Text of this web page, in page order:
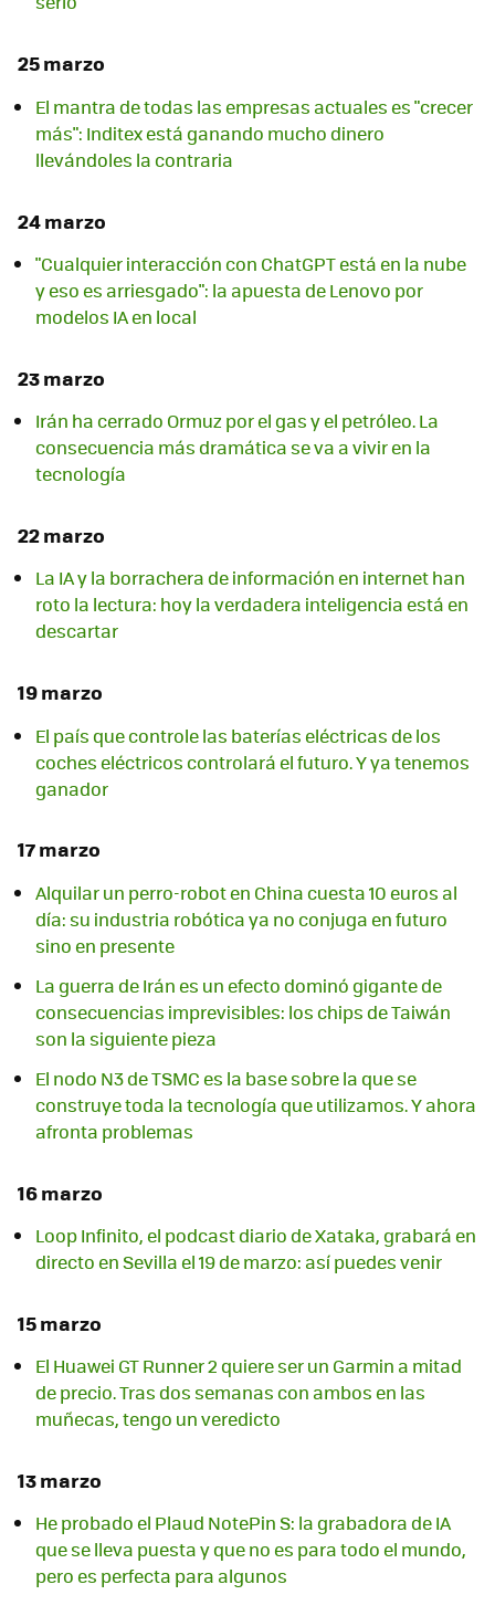
25 marzo
El mantra de todas las empresas actuales es "crecer
más": Inditex está ganando mucho dinero
llevándoles la contraria
24 marzo
"Cualquier interacción con ChatGPT está en la nube
y eso es arriesgado": la apuesta de Lenovo por
modelos IA en local
23 marzo
Irán ha cerrado Ormuz por el gas y el petróleo. La
consecuencia más dramática se va a vivir en la
tecnología
22 marzo
La IA y la borrachera de información en internet han
roto la lectura: hoy la verdadera inteligencia está en
descartar
19 marzo
El país que controle las baterías eléctricas de los
coches eléctricos controlará el futuro. Y ya tenemos
ganador
17 marzo
Alquilar un perro-robot en China cuesta 10 euros al
día: su industria robótica ya no conjuga en futuro
sino en presente
La guerra de Irán es un efecto dominó gigante de
consecuencias imprevisibles: los chips de Taiwán
son la siguiente pieza
El nodo N3 de TSMC es la base sobre la que se
construye toda la tecnología que utilizamos. Y ahora
afronta problemas
16 marzo
Loop Infinito, el podcast diario de Xataka, grabará en
directo en Sevilla el 19 de marzo: así puedes venir
15 marzo
El Huawei GT Runner 2 quiere ser un Garmin a mitad
de precio. Tras dos semanas con ambos en las
muñecas, tengo un veredicto
13 marzo
He probado el Plaud NotePin S: la grabadora de IA
que se lleva puesta y que no es para todo el mundo,
pero es perfecta para algunos